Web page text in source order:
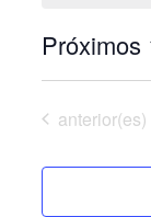
Próximos
fecha.
Eventos
anterior(es)